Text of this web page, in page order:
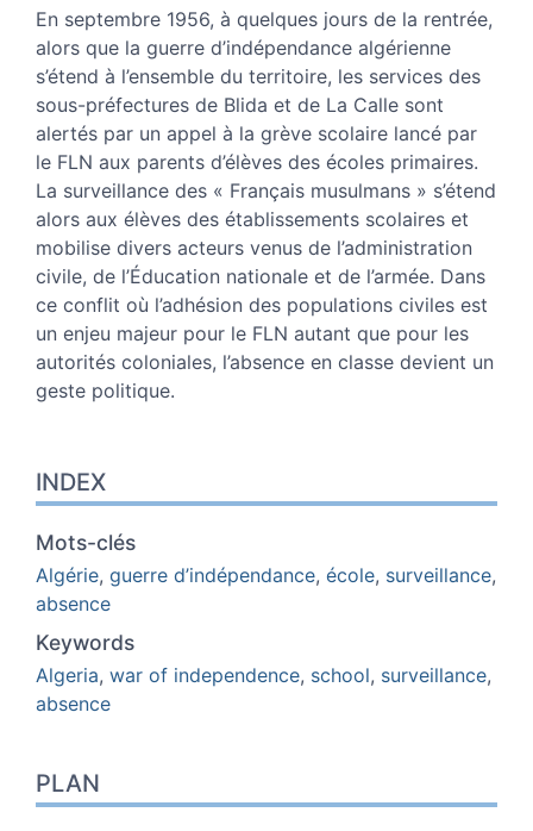
Texte
Notes
Illustrations
Citer cet article
Auteur
En septembre 1956, à quelques jours de la rentrée,
alors que la guerre d’indépendance algérienne
s’étend à l’ensemble du territoire, les services des
sous-préfectures de Blida et de La Calle sont
alertés par un appel à la grève scolaire lancé par
le FLN aux parents d’élèves des écoles primaires.
La surveillance des « Français musulmans » s’étend
alors aux élèves des établissements scolaires et
mobilise divers acteurs venus de l’administration
civile, de l’Éducation nationale et de l’armée. Dans
ce conflit où l’adhésion des populations civiles est
un enjeu majeur pour le FLN autant que pour les
autorités coloniales, l’absence en classe devient un
geste politique.
INDEX
Mots-clés
Algérie, guerre d’indépendance, école, surveillance,
absence
Keywords
Algeria, war of independence, school, surveillance,
absence
PLAN